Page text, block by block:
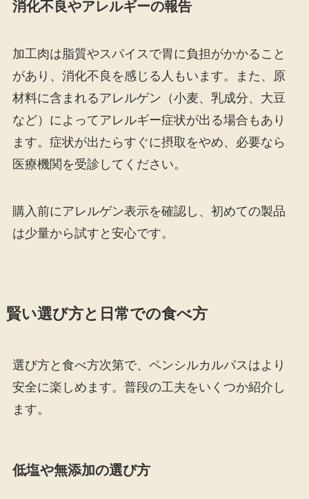
消化不良やアレルギーの報告
加工肉は脂質やスパイスで胃に負担がかかること
があり、消化不良を感じる人もいます。また、原
材料に含まれるアレルゲン（小麦、乳成分、大豆
など）によってアレルギー症状が出る場合もあり
ます。症状が出たらすぐに摂取をやめ、必要なら
医療機関を受診してください。
購入前にアレルゲン表示を確認し、初めての製品
は少量から試すと安心です。
賢い選び方と日常での食べ方
選び方と食べ方次第で、ペンシルカルパスはより
安全に楽しめます。普段の工夫をいくつか紹介し
ます。
低塩や無添加の選び方